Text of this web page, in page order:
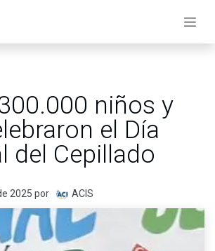
niños y
el Día
del Cepillado
2025 por ACIS